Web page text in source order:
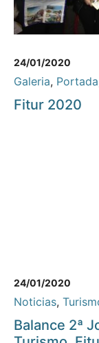
24/01/2020
Galeria, Portada
Fitur 2020
24/01/2020
Noticias,
Balance 2ª